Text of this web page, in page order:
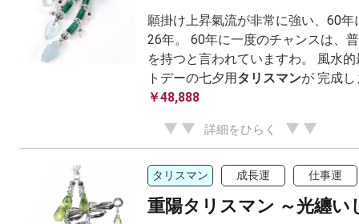
願掛け上昇氣流が非常に強い、60
26年。 60年に一度のチャンスは、
を持つと言われていますわ。 風水
トデーの七夕用タリスマンが 完成
￥48,888
詳細をひらく
タリスマン 成長運 仕事運
重陽タリスマン ～光纏い